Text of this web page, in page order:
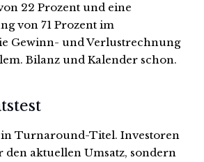
22 Prozent und eine
von 71 Prozent im
Gewinn- und Verlustrechnung
Bilanz und Kalender schon.
Turnaround-Titel. Investoren
aktuellen Umsatz, sondern